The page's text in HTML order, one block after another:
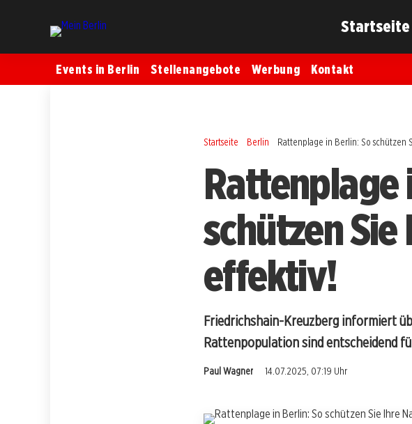
Startseite
Events in Berlin Stellenangebote Werbung Kontakt
Startseite Berlin Rattenplage in Berlin: So schützen
Rattenplage
schützen
effektiv!
Friedrichshain-Kreuzberg informiert
Rattenpopulation sind entscheidend
Paul Wagner 14.07.2025, 07:19 Uhr